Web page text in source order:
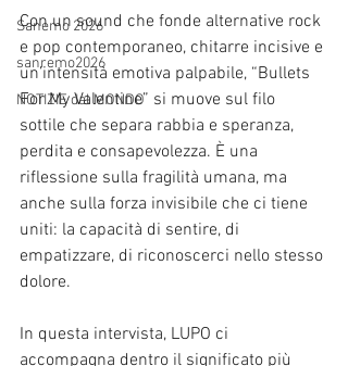
Sanemo 2026
sanremo2026
NOTIZIE dal MONDO
Con un sound che fonde alternative rock
e pop contemporaneo, chitarre incisive e
un’intensità emotiva palpabile, “Bullets
For My Valentine” si muove sul filo
sottile che separa rabbia e speranza,
perdita e consapevolezza. È una
riflessione sulla fragilità umana, ma
anche sulla forza invisibile che ci tiene
uniti: la capacità di sentire, di
empatizzare, di riconoscerci nello stesso
dolore.
In questa intervista, LUPO ci
accompagna dentro il significato più